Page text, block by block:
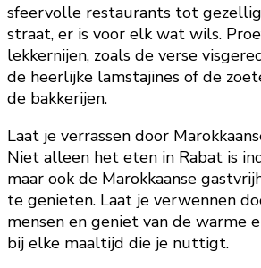
sfeervolle restaurants tot
straat, er is voor elk wat wils.
lekkernijen, zoals de verse
de heerlijke lamstajines of de
de bakkerijen.
Laat je verrassen door
Niet alleen het eten in Rabat is
maar ook de Marokkaanse
te genieten. Laat je verwennen
mensen en geniet van de warme
bij elke maaltijd die je nuttigt.